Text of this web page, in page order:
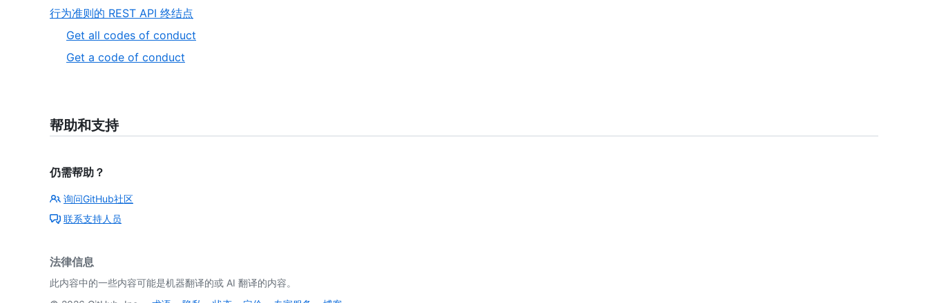
行为准则的 REST API 终结点
Get all codes of conduct
Get a code of conduct
帮助和支持
仍需帮助？
询问GitHub社区
联系支持人员
法律信息
此内容中的一些内容可能是机器翻译的或 AI 翻译的内容。